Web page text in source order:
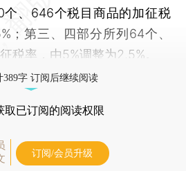
、646个税目商品的加征税
；第三、四部分所列64个、
税率，由5%调整为2.5%。
389字 订阅后继续阅读
取已订阅的阅读权限
订阅/会员升级